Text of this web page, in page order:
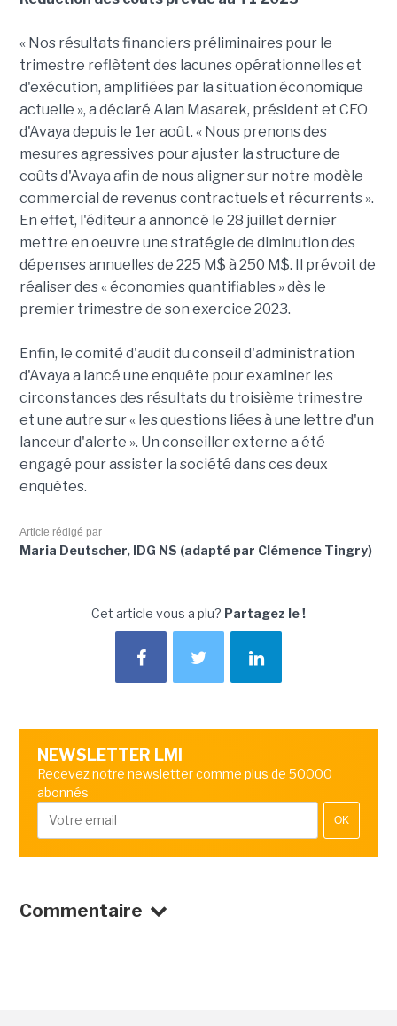
« Nos résultats financiers préliminaires pour le
trimestre reflètent des lacunes opérationnelles et
d'exécution, amplifiées par la situation économique
actuelle », a déclaré Alan Masarek, président et CEO
d'Avaya depuis le 1er août. « Nous prenons des
mesures agressives pour ajuster la structure de
coûts d'Avaya afin de nous aligner sur notre modèle
commercial de revenus contractuels et récurrents ».
En effet, l'éditeur a annoncé le 28 juillet dernier
mettre en oeuvre une stratégie de diminution des
dépenses annuelles de 225 M$ à 250 M$. Il prévoit de
réaliser des « économies quantifiables » dès le
premier trimestre de son exercice 2023.
Enfin, le comité d'audit du conseil d'administration
d'Avaya a lancé une enquête pour examiner les
circonstances des résultats du troisième trimestre
et une autre sur « les questions liées à une lettre d'un
lanceur d'alerte ». Un conseiller externe a été
engagé pour assister la société dans ces deux
enquêtes.
Article rédigé par
Maria Deutscher, IDG NS (adapté par Clémence Tingry)
Cet article vous a plu? Partagez le !
NEWSLETTER LMI
Recevez notre newsletter comme plus de 50000
abonnés
OK
Commentaire